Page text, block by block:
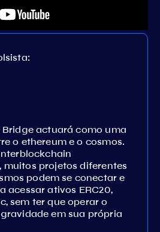
actuará como uma
o ethereum e o cosmos.
projetos diferentes
podem se conectar e
acessar ativos ERC20,
sem ter que operar o
em sua própria